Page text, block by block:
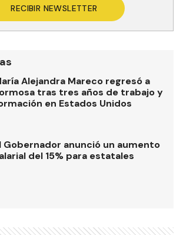
RECIBIR NEWSLETTER
Alejandra Mareco regresó a
tras tres años de trabajo y
en Estados Unidos
Gobernador anunció un aumento
del 15% para estatales